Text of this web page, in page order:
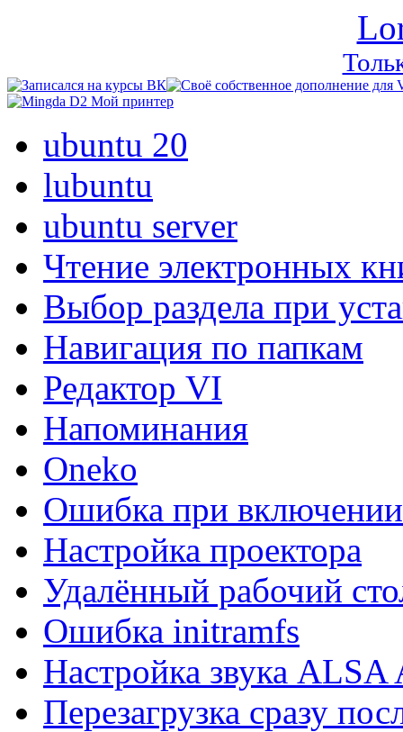
ubuntu 20
lubuntu
ubuntu server
Чтение электронных
Выбор раздела при
Навигация по папкам
Редактор VI
Напоминания
Oneko
Ошибка при включении
Настройка проектора
Удалённый рабочий
Ошибка initramfs
Настройка звука
Перезагрузка сразу